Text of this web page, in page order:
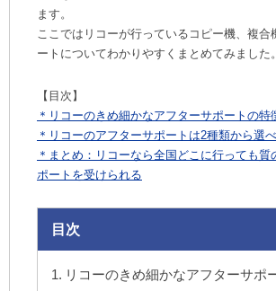
ます。
ここではリコーが行っているコピー機、複合
ートについてわかりやすくまとめてみました。
【目次】
＊リコーのきめ細かなアフターサポートの特
＊リコーのアフターサポートは2種類から選
＊まとめ：リコーなら全国どこに行っても質
ポートを受けられる
目次
リコーのきめ細かなアフターサポ